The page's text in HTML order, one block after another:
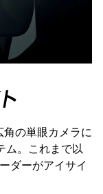
の単眼カメラに
ム。これまで以
ダーがアイサイ